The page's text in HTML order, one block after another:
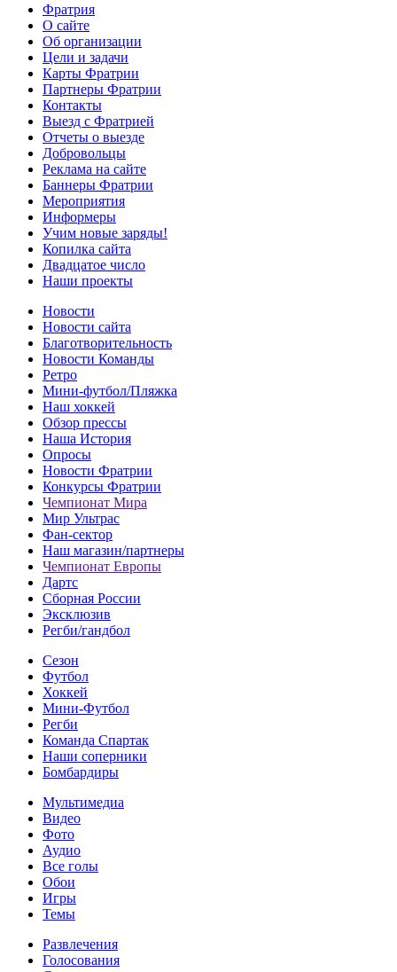
Фратрия
О сайте
Об организации
Цели и задачи
Карты Фратрии
Партнеры Фратрии
Контакты
Выезд с Фратрией
Отчеты о выезде
Добровольцы
Реклама на сайте
Баннеры Фратрии
Мероприятия
Информеры
Учим новые заряды!
Копилка сайта
Двадцатое число
Наши проекты
Новости
Новости сайта
Благотворительность
Новости Команды
Ретро
Мини-футбол/Пляжка
Наш хоккей
Обзор прессы
Наша История
Опросы
Новости Фратрии
Конкурсы Фратрии
Чемпионат Мира
Мир Ультрас
Фан-cектор
Наш магазин/партнеры
Чемпионат Европы
Дартс
Сборная России
Эксклюзив
Регби/гандбол
Сезон
Футбол
Хоккей
Мини-Футбол
Регби
Команда Спартак
Наши соперники
Бомбардиры
Мультимедиа
Видео
Фото
Аудио
Все голы
Обои
Игры
Темы
Развлечения
Голосования